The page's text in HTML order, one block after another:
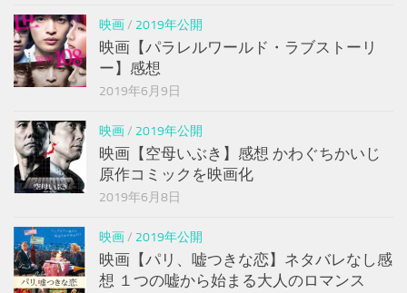
映画/ 2019年公開
映画【パラレルワールド・ラブストーリ
ー】感想
2019年6月9日
映画/ 2019年公開
映画【空母いぶき】感想 かわぐちかいじ
原作コミックを映画化
2019年6月8日
映画/ 2019年公開
映画【パリ、嘘つきな恋】ネタバレなし感
想 １つの嘘から始まる大人のロマンス